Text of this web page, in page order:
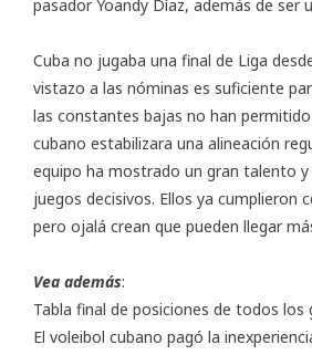
pasador Yoandy Díaz, además de ser
Cuba no jugaba una final de Liga
vistazo a las nóminas es suficiente
las constantes bajas no han
cubano estabilizara una alineación
equipo ha mostrado un gran talento y
juegos decisivos. Ellos ya cumplieron
pero ojalá crean que pueden llegar
Vea además:
Tabla final de posiciones de todos los
El voleibol cubano pagó la